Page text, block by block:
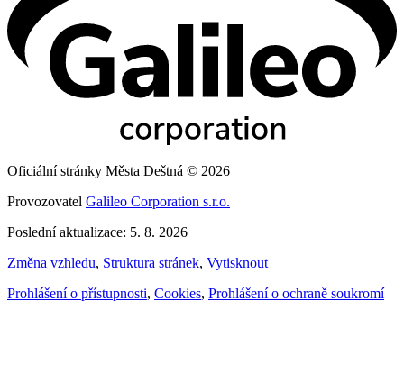
Oficiální stránky Města Deštná © 2026
Provozovatel Galileo Corporation s.r.o.
Poslední aktualizace: 5. 8. 2026
Změna vzhledu, Struktura stránek, Vytisknout
Prohlášení o přístupnosti, Cookies, Prohlášení o ochraně soukromí